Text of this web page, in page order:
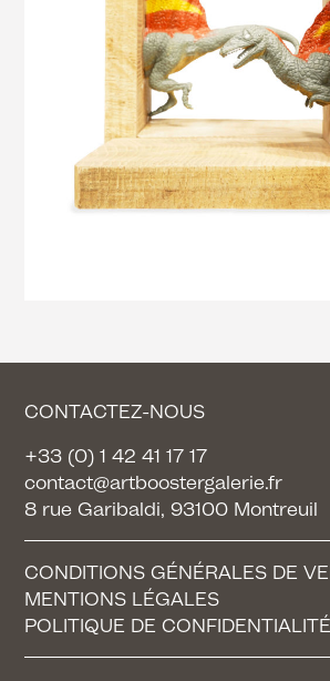
CONTACTEZ-NOUS
+33 (0) 1 42 41 17 17
contact@artboostergalerie.fr
8 rue Garibaldi, 93100 Montreuil
CONDITIONS GÉNÉRALES DE
MENTIONS LÉGALES
POLITIQUE DE CONFIDENTIALITÉ